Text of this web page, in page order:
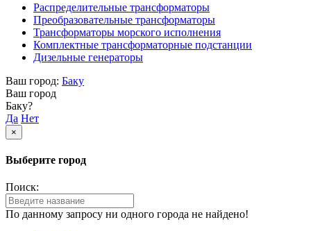
Распределительные трансформаторы
Преобразовательные трансформаторы
Трансформаторы морского исполнения
Комплектные трансформаторные подстанции
Дизельные генераторы
Ваш город: Баку
Ваш город
Баку?
Да Нет
×
Выберите город
Поиск:
По данному запросу ни одного города не найдено!